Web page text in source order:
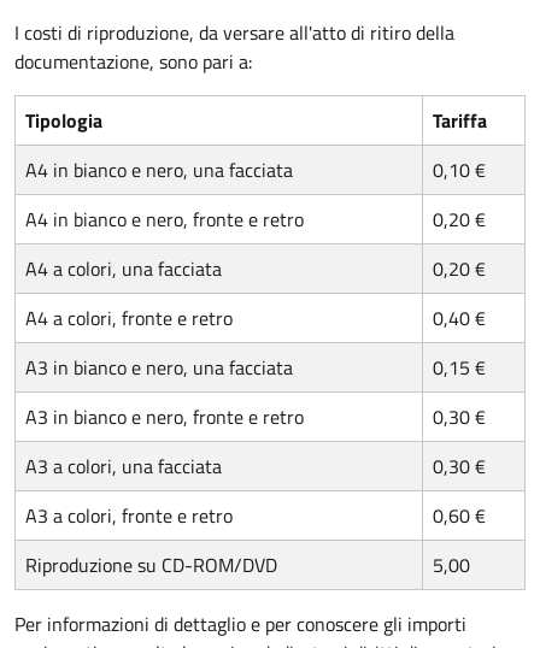
I costi di riproduzione, da versare all'atto di ritiro della
documentazione, sono pari a:
Tipologia
Tariffa
A4 in bianco e nero, una facciata
0,10 €
A4 in bianco e nero, fronte e retro
0,20 €
A4 a colori, una facciata
0,20 €
A4 a colori, fronte e retro
0,40 €
A3 in bianco e nero, una facciata
0,15 €
A3 in bianco e nero, fronte e retro
0,30 €
A3 a colori, una facciata
0,30 €
A3 a colori, fronte e retro
0,60 €
Riproduzione su CD-ROM/DVD
5,00
Per informazioni di dettaglio e per conoscere gli importi